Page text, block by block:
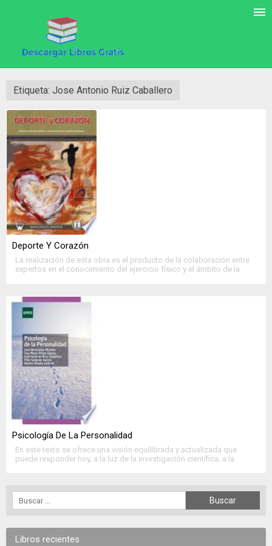
Etiqueta: Jose Antonio Ruiz Caballero
Deporte Y Corazón
La realización de esta obra es el producto de la colaboración entre
expertos en el conocimiento del ejercicio físico y el ámbito de la
mundo del deporte, entendiendo éste como la práctica regular y
continuada de […]
Psicología De La Personalidad
En este texto se ofrece una visión equilibrada y actualizada que
puede responder hoy, a la luz de la investigación científica, a la
psicosociobiológicos, cuya interrelación e integración posibilita […]
Libros recientes